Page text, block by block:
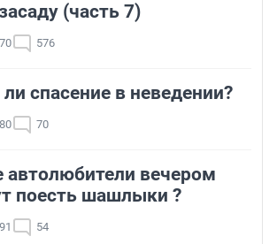
(часть 7)
576
ли спасение в неведении?
70
автолюбители вечером
поесть шашлыки ?
54